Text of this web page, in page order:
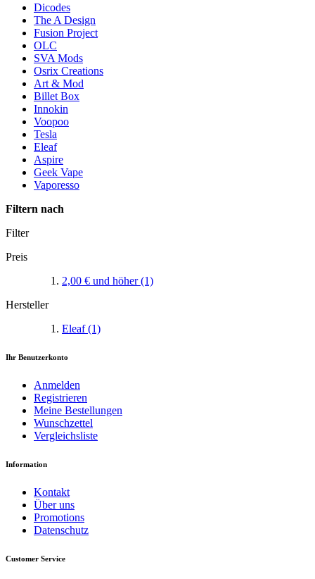
Dicodes
The A Design
Fusion Project
OLC
SVA Mods
Osrix Creations
Art & Mod
Billet Box
Innokin
Voopoo
Tesla
Eleaf
Aspire
Geek Vape
Vaporesso
Filtern nach
Filter
Preis
2,00 € und höher(1)
Hersteller
Eleaf(1)
Ihr Benutzerkonto
Anmelden
Registrieren
Meine Bestellungen
Wunschzettel
Vergleichsliste
Information
Kontakt
Über uns
Promotions
Datenschutz
Customer Service